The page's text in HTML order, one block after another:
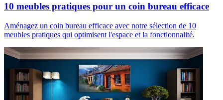
10 meubles pratiques pour un coin bureau efficace
Aménagez un coin bureau efficace avec notre sélection de 10
meubles pratiques qui optimisent l'espace et la fonctionnalité.